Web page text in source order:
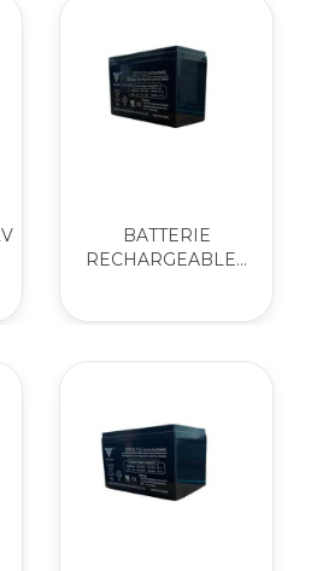
BATTERIE
RECHARGEABLE...